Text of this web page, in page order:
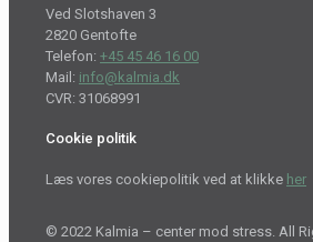
Ved Slotshaven 3
2820 Gentofte
Telefon: +45 45 46 16 00
Mail: info@kalmia.dk
CVR: 31068991
Cookie politik
Læs vores cookiepolitik ved at klikke her
© 2022 Kalmia – center mod stress. All